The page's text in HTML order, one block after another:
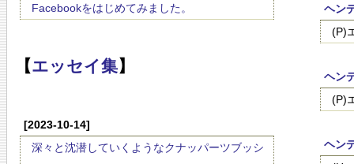
Facebookをはじめてみました。
【エッセイ集】
[2023-10-14]
深々と沈潜していくようなクナッパーツブッシ
ヘン
(P)
ヘン
(P)
ヘン